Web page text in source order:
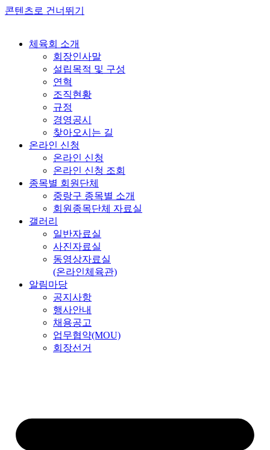
콘텐츠로 건너뛰기
체육회 소개
회장인사말
설립목적 및 구성
연혁
조직현황
규정
경영공시
찾아오시는 길
온라인 신청
온라인 신청
온라인 신청 조회
종목별 회원단체
중랑구 종목별 소개
회원종목단체 자료실
갤러리
일반자료실
사진자료실
동영상자료실
(온라인체육관)
알림마당
공지사항
행사안내
채용공고
업무협약(MOU)
회장선거